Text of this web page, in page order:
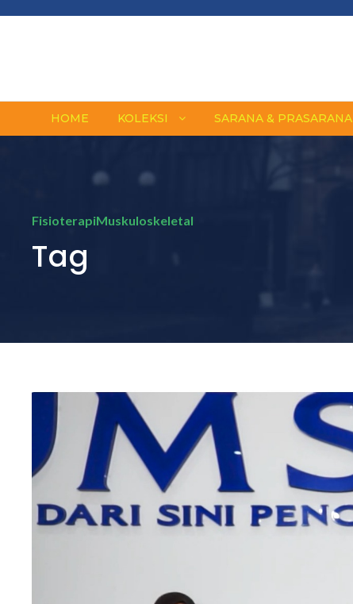
HOME KOLEKSI SARANA & PRASARANA
FisioterapiMuskuloskeletal
Tag